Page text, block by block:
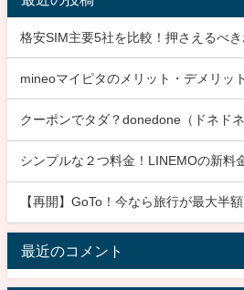
格安SIM主要5社を比較！押さえるべき
mineoマイピタのメリット・デメリット
クーポンでタダ？donedone（ドネド
シンプルな２つ料金！LINEMOの新料
【再開】GoTo！今なら旅行が最大半
最近のコメント